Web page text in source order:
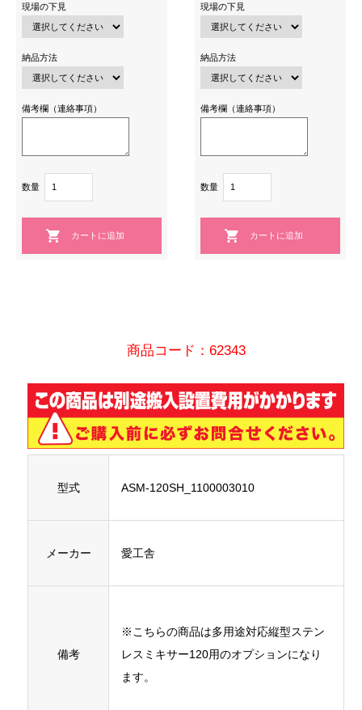
現場の下見
納品方法
備考欄（連絡事項）
数量
現場の下見
納品方法
備考欄（連絡事項）
数量
商品コード：62343
型式 ASM-120SH_1100003010
メーカー 愛工舎
備考
※こちらの商品は多用途対応縦型ステン
レスミキサー120用のオプションになり
ます。